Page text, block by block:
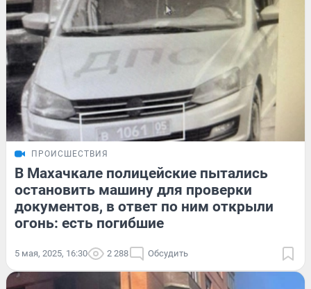
ПРОИСШЕСТВИЯ
В Махачкале полицейские пытались
остановить машину для проверки
документов, в ответ по ним открыли
огонь: есть погибшие
5 мая, 2025, 16:30 2 288 Обсудить